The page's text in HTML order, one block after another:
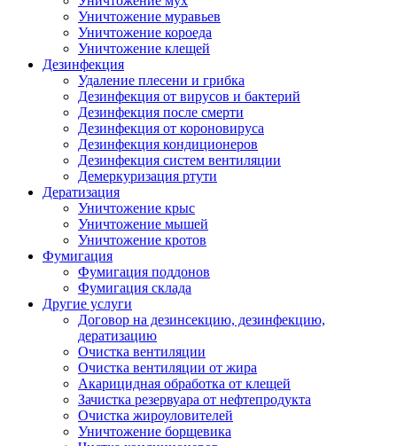
Уничтожение муравьев
Уничтожение короеда
Уничтожение клещей
Дезинфекция
Удаление плесени и грибка
Дезинфекция от вирусов и бактерий
Дезинфекция после смерти
Дезинфекция от короновируса
Дезинфекция кондиционеров
Дезинфекция систем вентиляции
Демеркуризация ртути
Дератизация
Уничтожение крыс
Уничтожение мышей
Уничтожение кротов
Фумигация
Фумигация поддонов
Фумигация склада
Другие услуги
Договор на дезинсекцию, дезинфекцию,
дератизацию
Очистка вентиляции
Очистка вентиляции от жира
Акарицидная обработка от клещей
Зачистка резервуара от нефтепродукта
Очистка жироуловителей
Уничтожение борщевика